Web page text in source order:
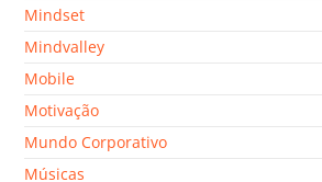
Mindset
Mindvalley
Mobile
Motivação
Mundo Corporativo
Músicas